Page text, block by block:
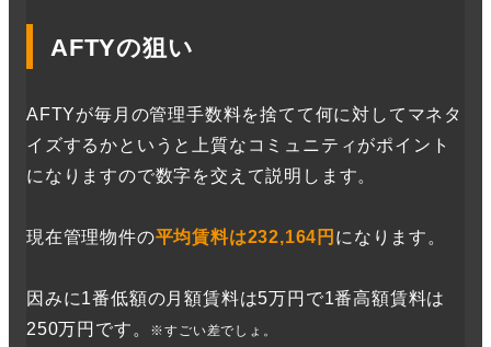
AFTYの狙い
AFTYが毎月の管理手数料を捨てて何に対してマネタ
イズするかというと上質なコミュニティがポイント
になりますので数字を交えて説明します。
現在管理物件の平均賃料は232,164円 になります。
因みに1番低額の月額賃料は5万円で1番高額賃料は
250万円です。
※すごい差でしょ。